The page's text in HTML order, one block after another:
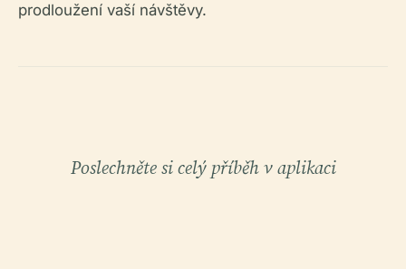
prodloužení vaší návštěvy.
Poslechněte si celý příběh v aplikaci